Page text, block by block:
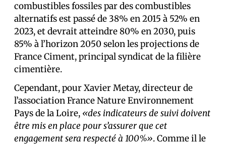
combustibles fossiles par des combustibles
alternatifs est passé de 38% en 2015 à 52% en
2023, et devrait atteindre 80% en 2030, puis
85% à l’horizon 2050 selon les projections de
France Ciment, principal syndicat de la filière
cimentière.
Cependant, pour Xavier Metay, directeur de
l’association France Nature Environnement
Pays de la Loire, «des indicateurs de suivi doivent
être mis en place pour s’assurer que cet
engagement sera respecté à 100%». Comme il le